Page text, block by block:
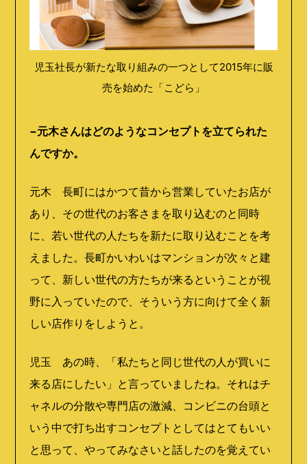
児玉社長が新たな取り組みの一つとして2015年に販
売を始めた「こどら」
−元木さんはどのようなコンセプトを立てられた
んですか。
元木 長町にはかつて昔から営業していたお店が
あり、その世代のお客さまを取り込むのと同時
に、若い世代の人たちを新たに取り込むことを考
えました。長町かいわいはマンションが次々と建
って、新しい世代の方たちが来るということが視
野に入っていたので、そういう方に向けて全く新
しい店作りをしようと。
児玉 あの時、「私たちと同じ世代の人が買いに
来る店にしたい」と言っていましたね。それはチ
ャネルの分散や専門店の激減、コンビニの台頭と
いう中で打ち出すコンセプトとしてはとてもいい
と思って、やってみなさいと話したのを覚えてい